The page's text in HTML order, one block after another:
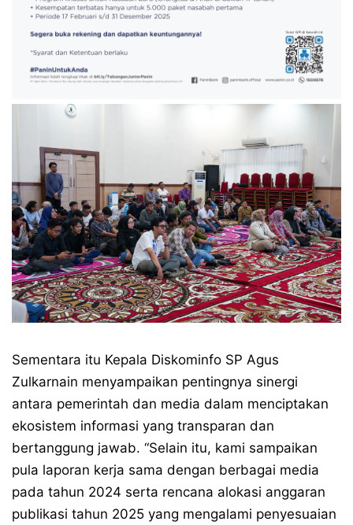
Sementara itu Kepala Diskominfo SP Agus
Zulkarnain menyampaikan pentingnya sinergi
antara pemerintah dan media dalam menciptakan
ekosistem informasi yang transparan dan
bertanggung jawab. “Selain itu, kami sampaikan
pula laporan kerja sama dengan berbagai media
pada tahun 2024 serta rencana alokasi anggaran
publikasi tahun 2025 yang mengalami penyesuaian